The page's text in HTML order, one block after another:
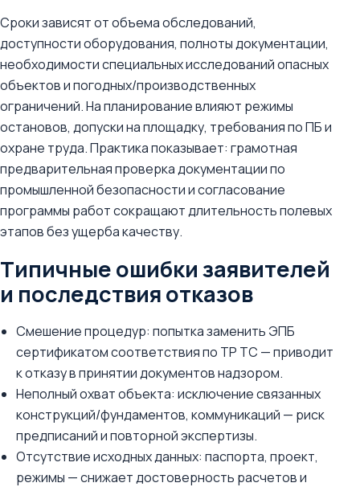
Сроки зависят от объема обследований,
доступности оборудования, полноты документации,
необходимости специальных исследований опасных
объектов и погодных/производственных
ограничений. На планирование влияют режимы
остановов, допуски на площадку, требования по ПБ и
охране труда. Практика показывает: грамотная
предварительная проверка документации по
промышленной безопасности и согласование
программы работ сокращают длительность полевых
этапов без ущерба качеству.
Типичные ошибки заявителей
и последствия отказов
Смешение процедур: попытка заменить ЭПБ
сертификатом соответствия по ТР ТС — приводит
к отказу в принятии документов надзором.
Неполный охват объекта: исключение связанных
конструкций/фундаментов, коммуникаций — риск
предписаний и повторной экспертизы.
Отсутствие исходных данных: паспорта, проект,
режимы — снижает достоверность расчетов и